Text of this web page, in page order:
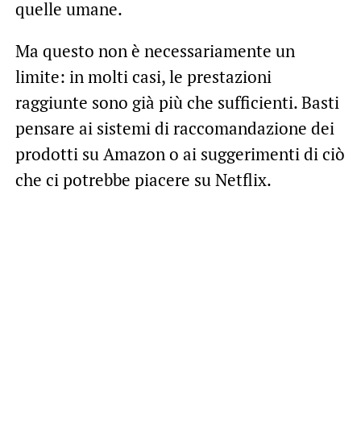
quelle umane.
Ma questo non è necessariamente un
limite: in molti casi, le prestazioni
raggiunte sono già più che sufficienti. Basti
pensare ai sistemi di raccomandazione dei
prodotti su Amazon o ai suggerimenti di ciò
che ci potrebbe piacere su Netflix.